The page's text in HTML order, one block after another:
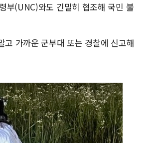
부(UNC)와도 긴밀히 협조해 국민 불
가까운 군부대 또는 경찰에 신고해